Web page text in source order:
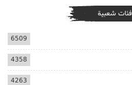
فئات شعبية
6509
4358
4263